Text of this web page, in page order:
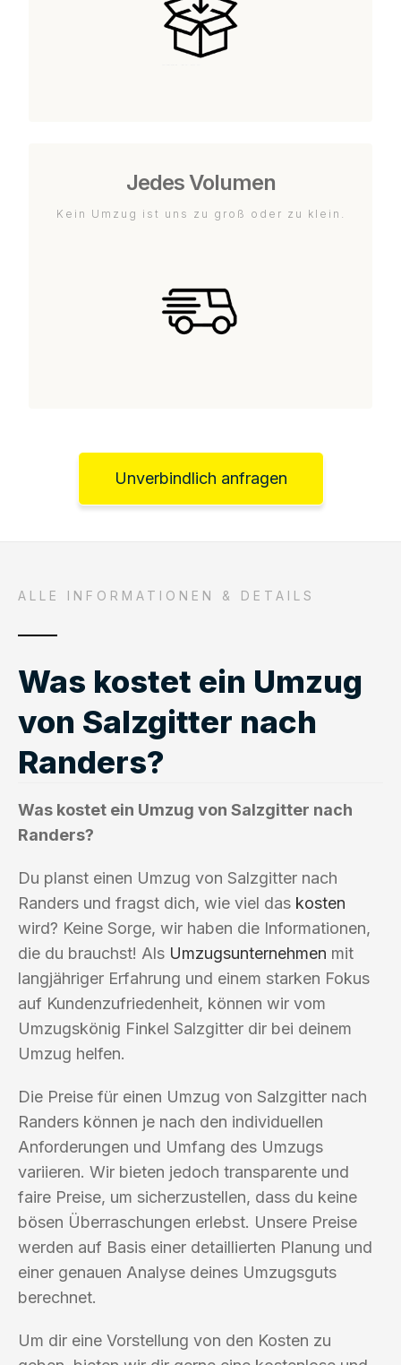
Jedes Volumen
Kein Umzug ist uns zu groß oder zu klein.
Unverbindlich anfragen
ALLE INFORMATIONEN & DETAILS
Was kostet ein Umzug
von Salzgitter nach
Randers?
Was kostet ein Umzug von Salzgitter nach
Randers?
Du planst einen Umzug von Salzgitter nach
Randers und fragst dich, wie viel das kosten
wird? Keine Sorge, wir haben die Informationen,
die du brauchst! Als Umzugsunternehmen mit
langjähriger Erfahrung und einem starken Fokus
auf Kundenzufriedenheit, können wir vom
Umzugskönig Finkel Salzgitter dir bei deinem
Umzug helfen.
Die Preise für einen Umzug von Salzgitter nach
Randers können je nach den individuellen
Anforderungen und Umfang des Umzugs
variieren. Wir bieten jedoch transparente und
faire Preise, um sicherzustellen, dass du keine
bösen Überraschungen erlebst. Unsere Preise
werden auf Basis einer detaillierten Planung und
einer genauen Analyse deines Umzugsguts
berechnet.
Um dir eine Vorstellung von den Kosten zu